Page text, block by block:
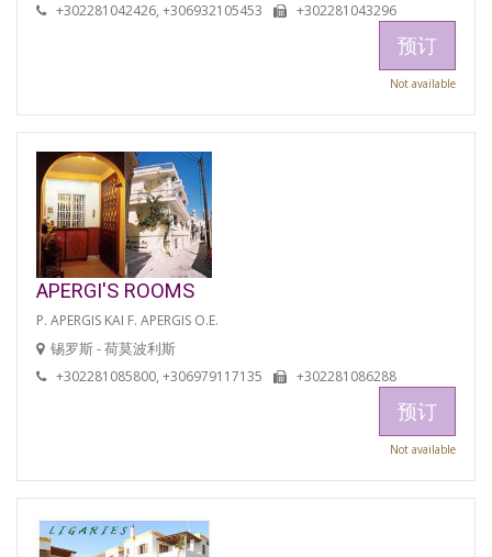
+302281042426, +306932105453 +302281043296
预订
Not available
APERGI'S ROOMS
P. APERGIS KAI F. APERGIS O.E.
锡罗斯 - 荷莫波利斯
+302281085800, +306979117135 +302281086288
预订
Not available